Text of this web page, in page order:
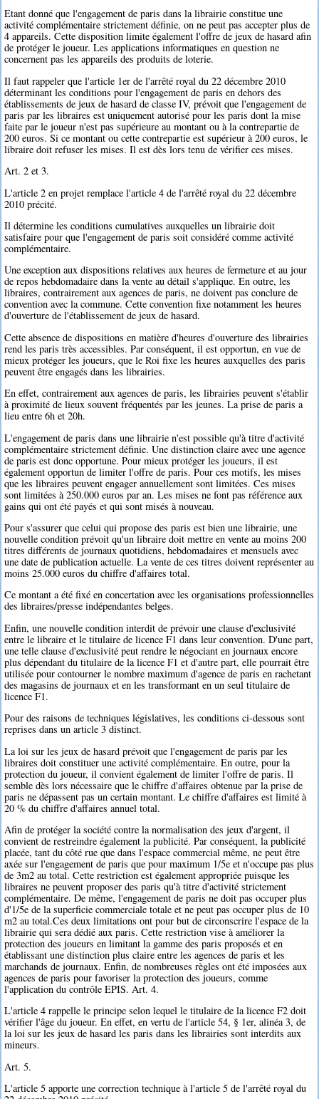
Etant donné que l'engagement de paris dans la librairie constitue une
activité complémentaire strictement définie, on ne peut pas accepter plus de
4 appareils. Cette disposition limite également l'offre de jeux de hasard afin
de protéger le joueur. Les applications informatiques en question ne
concernent pas les appareils des produits de loterie.
Il faut rappeler que l'article 1er de l'arrêté royal du 22 décembre 2010
déterminant les conditions pour l'engagement de paris en dehors des
établissements de jeux de hasard de classe IV, prévoit que l'engagement de
paris par les libraires est uniquement autorisé pour les paris dont la mise
faite par le joueur n'est pas supérieure au montant ou à la contrepartie de
200 euros. Si ce montant ou cette contrepartie est supérieur à 200 euros, le
libraire doit refuser les mises. Il est dès lors tenu de vérifier ces mises.
Art. 2 et 3.
L'article 2 en projet remplace l'article 4 de l'arrêté royal du 22 décembre
2010 précité.
Il détermine les conditions cumulatives auxquelles un librairie doit
satisfaire pour que l'engagement de paris soit considéré comme activité
complémentaire.
Une exception aux dispositions relatives aux heures de fermeture et au jour
de repos hebdomadaire dans la vente au détail s'applique. En outre, les
libraires, contrairement aux agences de paris, ne doivent pas conclure de
convention avec la commune. Cette convention fixe notamment les heures
d'ouverture de l'établissement de jeux de hasard.
Cette absence de dispositions en matière d'heures d'ouverture des librairies
rend les paris très accessibles. Par conséquent, il est opportun, en vue de
mieux protéger les joueurs, que le Roi fixe les heures auxquelles des paris
peuvent être engagés dans les librairies.
En effet, contrairement aux agences de paris, les librairies peuvent s'établir
à proximité de lieux souvent fréquentés par les jeunes. La prise de paris a
lieu entre 6h et 20h.
L'engagement de paris dans une librairie n'est possible qu'à titre d'activité
complémentaire strictement définie. Une distinction claire avec une agence
de paris est donc opportune. Pour mieux protéger les joueurs, il est
également opportun de limiter l'offre de paris. Pour ces motifs, les mises
que les libraires peuvent engager annuellement sont limitées. Ces mises
sont limitées à 250.000 euros par an. Les mises ne font pas référence aux
gains qui ont été payés et qui sont misés à nouveau.
Pour s'assurer que celui qui propose des paris est bien une librairie, une
nouvelle condition prévoit qu'un libraire doit mettre en vente au moins 200
titres différents de journaux quotidiens, hebdomadaires et mensuels avec
une date de publication actuelle. La vente de ces titres doivent représenter au
moins 25.000 euros du chiffre d'affaires total.
Ce montant a été fixé en concertation avec les organisations professionnelles
des libraires/presse indépendantes belges.
Enfin, une nouvelle condition interdit de prévoir une clause d'exclusivité
entre le libraire et le titulaire de licence F1 dans leur convention. D'une part,
une telle clause d'exclusivité peut rendre le négociant en journaux encore
plus dépendant du titulaire de la licence F1 et d'autre part, elle pourrait être
utilisée pour contourner le nombre maximum d'agence de paris en rachetant
des magasins de journaux et en les transformant en un seul titulaire de
licence F1.
Pour des raisons de techniques législatives, les conditions ci-dessous sont
reprises dans un article 3 distinct.
La loi sur les jeux de hasard prévoit que l'engagement de paris par les
libraires doit constituer une activité complémentaire. En outre, pour la
protection du joueur, il convient également de limiter l'offre de paris. Il
semble dès lors nécessaire que le chiffre d'affaires obtenue par la prise de
paris ne dépassent pas un certain montant. Le chiffre d'affaires est limité à
20 % du chiffre d'affaires annuel total.
Afin de protéger la société contre la normalisation des jeux d'argent, il
convient de restreindre également la publicité. Par conséquent, la publicité
placée, tant du côté rue que dans l'espace commercial même, ne peut être
axée sur l'engagement de paris que pour maximum 1/5e et n'occupe pas plus
de 3m2 au total. Cette restriction est également appropriée puisque les
libraires ne peuvent proposer des paris qu'à titre d'activité strictement
complémentaire. De même, l'engagement de paris ne doit pas occuper plus
d'1/5e de la superficie commerciale totale et ne peut pas occuper plus de 10
m2 au total.Ces deux limitations ont pour but de circonscrire l'espace de la
librairie qui sera dédié aux paris. Cette restriction vise à améliorer la
protection des joueurs en limitant la gamme des paris proposés et en
établissant une distinction plus claire entre les agences de paris et les
marchands de journaux. Enfin, de nombreuses règles ont été imposées aux
agences de paris pour favoriser la protection des joueurs, comme
l'application du contrôle EPIS. Art. 4.
L'article 4 rappelle le principe selon lequel le titulaire de la licence F2 doit
vérifier l'âge du joueur. En effet, en vertu de l'article 54, § 1er, alinéa 3, de
la loi sur les jeux de hasard les paris dans les librairies sont interdits aux
mineurs.
Art. 5.
L'article 5 apporte une correction technique à l'article 5 de l'arrêté royal du